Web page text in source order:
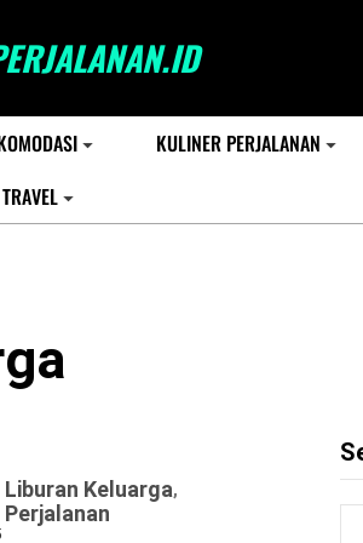
KULINER PERJALANAN
Liburan Keluarga